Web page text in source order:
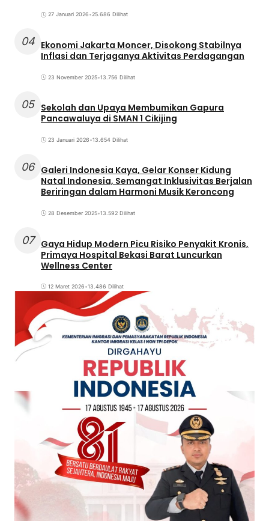
27 Januari 2026•25.686 Dilihat
04 Ekonomi Jakarta Moncer, Disokong Stabilnya
Inflasi dan Terjaganya Aktivitas Perdagangan
23 November 2025•13.756 Dilihat
05 Sekolah dan Upaya Membumikan Gapura
Pancawaluya di SMAN 1 Cikijing
23 Januari 2026•13.654 Dilihat
06 Galeri Indonesia Kaya, Gelar Konser Kidung
Natal Indonesia, Semangat Inklusivitas Berjalan
Beriringan dalam Harmoni Musik Keroncong
28 Desember 2025•13.592 Dilihat
07
Gaya Hidup Modern Picu Risiko Penyakit Kronis,
Primaya Hospital Bekasi Barat Luncurkan
Wellness Center
12 Maret 2026•13.486 Dilihat